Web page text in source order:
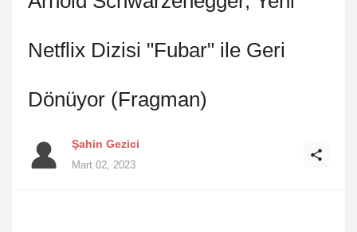
Netflix Dizisi "Fubar" ile Geri
Dönüyor (Fragman)
Şahin Gezici
Mart 02, 2023